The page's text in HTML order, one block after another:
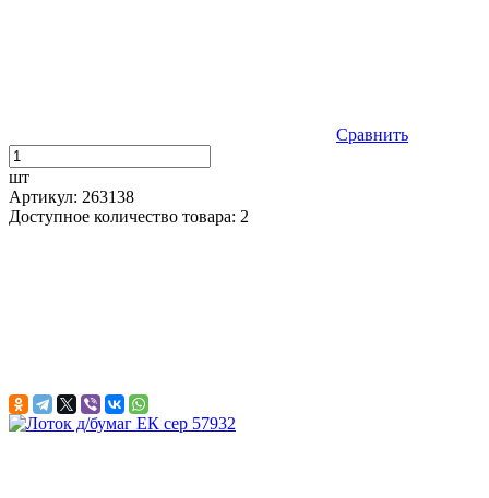
Сравнить
шт
Артикул: 263138
Доступное количество товара: 2